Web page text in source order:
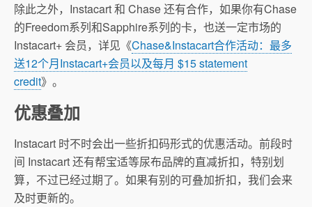
除此之外，Instacart 和 Chase 还有合作，如果你有Chase
的Freedom系列和Sapphire系列的卡，也送一定市场的
Instacart+ 会员，详见《Chase&Instacart合作活动：最多
送12个月Instacart+会员以及每月 $15 statement
credit》。
优惠叠加
Instacart 时不时会出一些折扣码形式的优惠活动。前段时
间 Instacart 还有帮宝适等尿布品牌的直减折扣，特别划
算，不过已经过期了。如果有别的可叠加折扣，我们会来
及时更新的。